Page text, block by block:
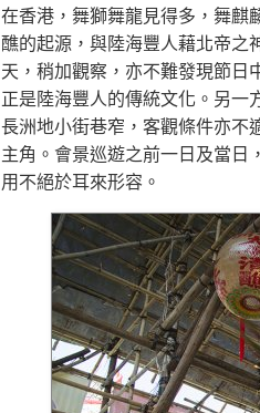
在香港，舞獅舞龍見得多，舞麒
醮的起源，與陸海豐人藉北帝之
天，稍加觀察，亦不難發現節日
正是陸海豐人的傳統文化。另一
長洲地小街巷窄，客觀條件亦不
主角。會景巡遊之前一日及當日
用不絕於耳來形容。